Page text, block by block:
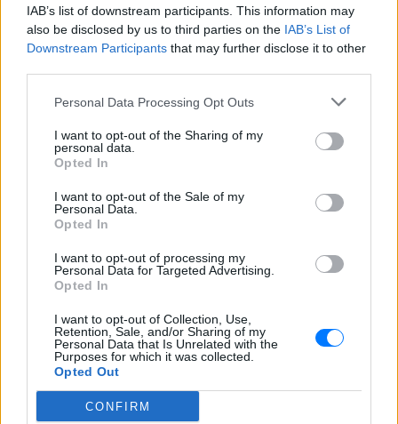
IAB’s list of downstream participants. This information may
also be disclosed by us to third parties on the IAB’s List of
Downstream Participants that may further disclose it to other
Personal Data Processing Opt Outs
I want to opt-out of the Sharing of my
personal data.
Opted In
I want to opt-out of the Sale of my
Personal Data.
Opted In
I want to opt-out of processing my
Personal Data for Targeted Advertising.
Opted In
I want to opt-out of Collection, Use,
Retention, Sale, and/or Sharing of my
Personal Data that Is Unrelated with the
Purposes for which it was collected.
Opted Out
CONFIRM
Ακολουθήστε το E-Radio.gr στο
και μάθετε πρώτοι